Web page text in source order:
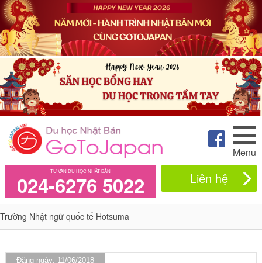
Menu
TƯ VẤN DU HỌC NHẬT BẢN
024-6276 5022 Liên hệ
Trường Nhật ngữ quốc tế Hotsuma
Đăng ngày: 11/06/2018